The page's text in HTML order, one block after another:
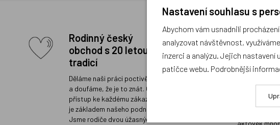
Rodinný český
obchod s 20 letou
tradicí
Děláme naši práci poctivě a rádi
a doufáme, že je to znát. Osobní
přístup ke každému zákazníkovi
je základem našeho podnikání.
Jsme rodiče dvou úžasných
výběrem
batohů v
Na naší
aktovek
Nastavení souhlasu s
Abychom vám usnadnili
analyzovat návštěvnost,
inzerci a analýzu. Jejich nastavení
patičce webu. Podrobnější